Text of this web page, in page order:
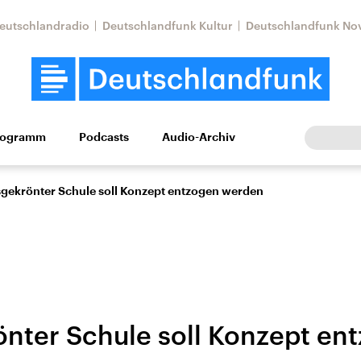
Deutschlandfunk Kultur Deutschlandfunk
Wissen Kultur Europa
Iran
Faktenchecks
In unseren
Podcasts Audio-Archiv
Schule soll Konzept entzogen werden
Schule soll Konzept